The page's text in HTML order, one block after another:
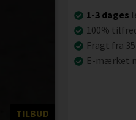
TILBUD
1-3 dages
100%
Fragt fra
E-mærket